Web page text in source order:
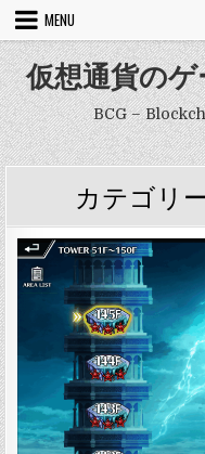
Skip
content
MENU
仮想通貨の
BCG –
カテゴリ